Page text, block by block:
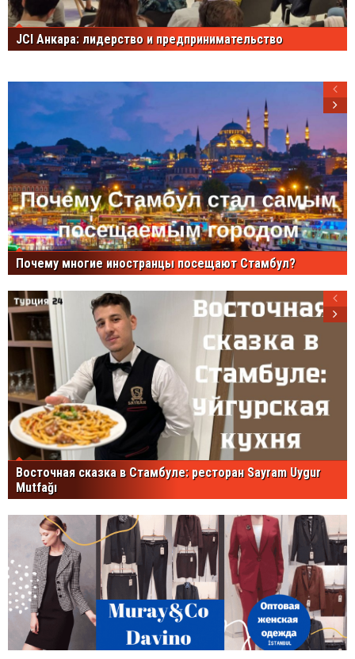
JCI Анкара: лидерство и предпринимательство
Почему многие иностранцы посещают Стамбул?
Восточная сказка в Стамбуле: ресторан Sayram Uygur
Mutfağı